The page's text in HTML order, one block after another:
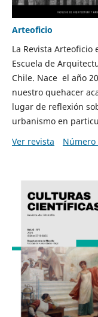
Arteoficio
La Revista
Escuela de
Chile. Nace el año
nuestro quehacer
lugar de reflexión
urbanismo en
Ver revista
Número